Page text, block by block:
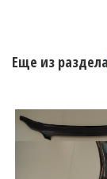
Еще из раздела